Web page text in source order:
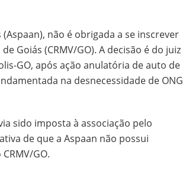
não é obrigada a se inscrever
Goiás (CRMV/GO). A decisão é do juiz
GO, após ação anulatória de auto de
na desnecessidade de ONG
sido imposta à associação pelo
de que a Aspaan não possui
GO.